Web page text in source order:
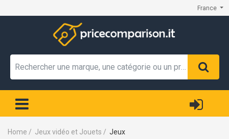
France
Home / Jeux vidéo et Jouets / Jeux